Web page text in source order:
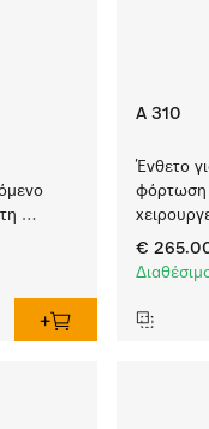
A 310
Ένθετο
φόρτωση
€